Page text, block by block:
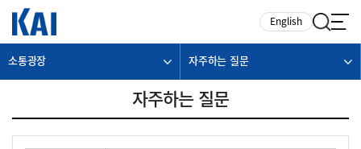
English
소통광장 자주하는 질문
자주하는 질문